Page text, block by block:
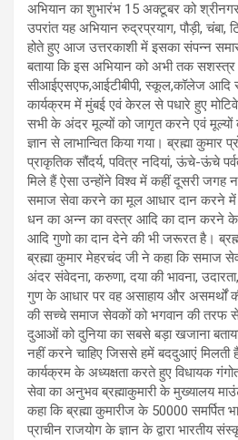
अभियान का शुभारंभ 15 अक्टूबर को
उपरांत यह अभियान रुद्रप्रयाग, पौड़ी, चंबा,
होते हुए आज उत्तरकाशी में इसका संपन्न
बताया कि इस अभियान को अभी तक सशस्त्र
सीआईएसएफ,आईटीबीपी, स्कूल,कॉलेज आदि
कार्यक्रम में मुंबई एवं केरल से पधारे हुए
सभी के अंदर मूल्यों को जागृत करने एवं मूल्यों
ज्ञान से लाभान्वित किया गया। ब्रह्मा कुमार
प्राकृतिक सौंदर्य, पवित्र नदियां, ऊंचे-ऊंचे
मिले हैं ऐसा उन्होंने विश्व में कहीं दूसरी जगह
समाज सेवा करने का मूल आधार दान करने में
धन का अन्न का वस्त्र आदि का दान करने के
आदि गुणो का दान देने की भी जरूरत है।
ब्रह्मा कुमार मेहरचंद जी ने कहा कि समाज
अंदर संवेदना, करुणा, दया की भावना,
गुण के आधार पर वह असाहाय और असमर्थों
की सच्चे समाज सेवकों को भगवान की तरफ
दुआओं को दुनिया का सबसे बड़ा खजाना
नहीं करने चाहिए जिससे हमें बददुआएं मिलती
कार्यक्रम के अध्यक्षता करते हुए विधायक
सेवा का अनुभव ब्रह्माकुमारी के मुख्यालय
कहा कि ब्रह्मा कुमारीज के 50000 समर्पित
प्राचीन राजयोग के ज्ञान के द्वारा भारतीय